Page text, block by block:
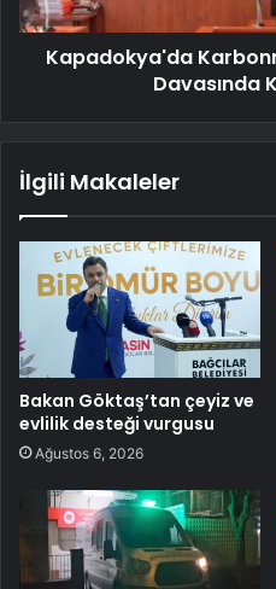
Kapadokya'da
Davasında
İlgili Makaleler
Bakan Göktaş’tan çeyiz ve
evlilik desteği vurgusu
Ağustos 6, 2026